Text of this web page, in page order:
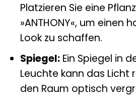
Platzieren Sie eine
»ANTHONY«, um einen
Look zu schaffen.
Spiegel:Ein Spiegel in
Leuchte kann das Licht
den Raum optisch